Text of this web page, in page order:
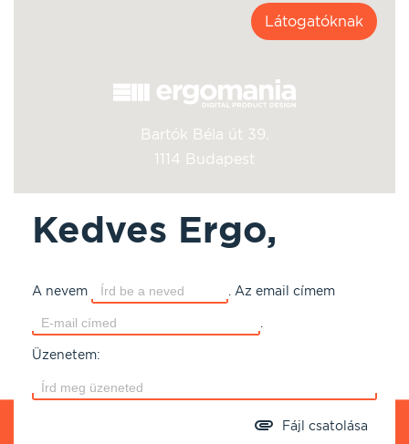
Kedves Ergo,
A nevem . Az email címem
.
Üzenetem:
Fájl csatolása
Bartók Béla út 39.
1114 Budapest
Látogatóknak